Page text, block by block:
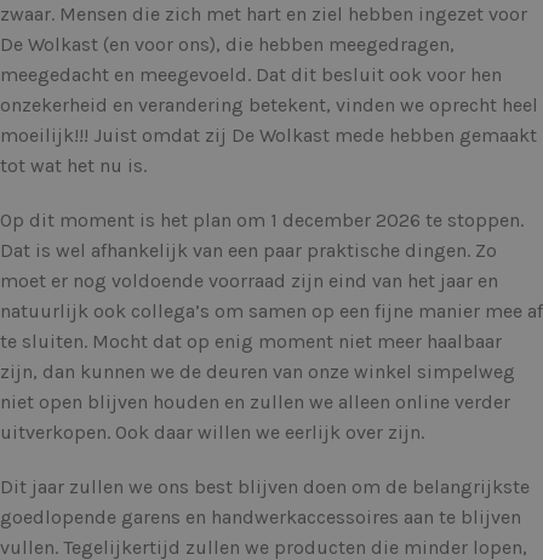
zwaar. Mensen die zich met hart en ziel hebben ingezet voor
De Wolkast (en voor ons), die hebben meegedragen,
meegedacht en meegevoeld. Dat dit besluit ook voor hen
onzekerheid en verandering betekent, vinden we oprecht heel
moeilijk!!! Juist omdat zij De Wolkast mede hebben gemaakt
tot wat het nu is.
Op dit moment is het plan om 1 december 2026 te stoppen.
Dat is wel afhankelijk van een paar praktische dingen. Zo
moet er nog voldoende voorraad zijn eind van het jaar en
natuurlijk ook collega’s om samen op een fijne manier mee af
te sluiten. Mocht dat op enig moment niet meer haalbaar
zijn, dan kunnen we de deuren van onze winkel simpelweg
niet open blijven houden en zullen we alleen online verder
uitverkopen. Ook daar willen we eerlijk over zijn.
Dit jaar zullen we ons best blijven doen om de belangrijkste
goedlopende garens en handwerkaccessoires aan te blijven
vullen. Tegelijkertijd zullen we producten die minder lopen,